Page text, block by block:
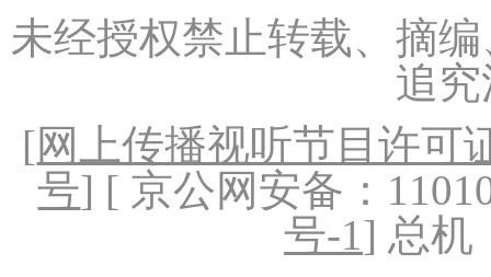
未经授权禁止转载、摘
追
[网上传播视听节目许可
号] [ 京公网安备：
号-1] 总机